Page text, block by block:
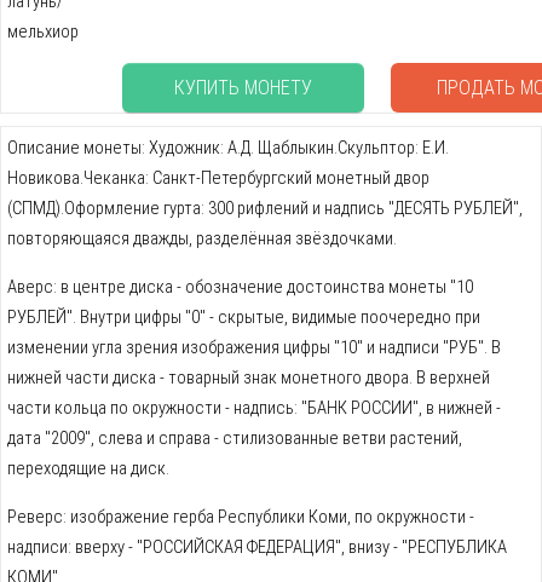
мельхиор
КУПИТЬ МОНЕТУ ПРОДАТЬ
Описание монеты: Художник: А.Д. Щаблыкин.Скульптор: Е.И.
Новикова.Чеканка: Санкт-Петербургский монетный двор
(СПМД).Оформление гурта: 300 рифлений и надпись "ДЕСЯТЬ РУБЛЕЙ",
повторяющаяся дважды, разделённая звёздочками.
Аверс: в центре диска - обозначение достоинства монеты "10
РУБЛЕЙ". Внутри цифры "0" - скрытые, видимые поочередно при
изменении угла зрения изображения цифры "10" и надписи "РУБ". В
нижней части диска - товарный знак монетного двора. В верхней
части кольца по окружности - надпись: "БАНК РОССИИ", в нижней -
дата "2009", слева и справа - стилизованные ветви растений,
переходящие на диск.
Реверс: изображение герба Республики Коми, по окружности -
надписи: вверху - "РОССИЙСКАЯ ФЕДЕРАЦИЯ", внизу - "РЕСПУБЛИКА
КОМИ".